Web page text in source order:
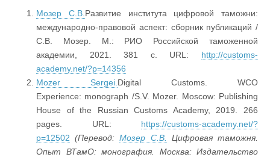
Мозер С.В. Развитие института цифровой таможни:
международно-правовой аспект: сборник публикаций /
С.В. Мозер. М.: РИО Российской таможенной
академии, 2021. 381 с. URL: http://customs-
academy.net/?p=14356
Mozer Sergei. Digital Customs. WCO
Experience: monograph /S.V. Mozer. Moscow: Publishing
House of the Russian Customs Academy, 2019. 266
pages. URL: https://customs-academy.net/?
p=12502 (Перевод:Мозер С. В.
Цифровая таможня.
Опыт ВТамО: монография. Москва: Издательство